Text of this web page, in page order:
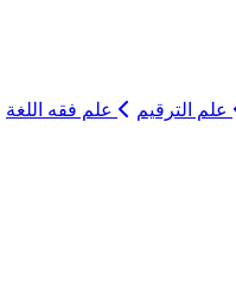
علم الترقيم علم فقه اللغة